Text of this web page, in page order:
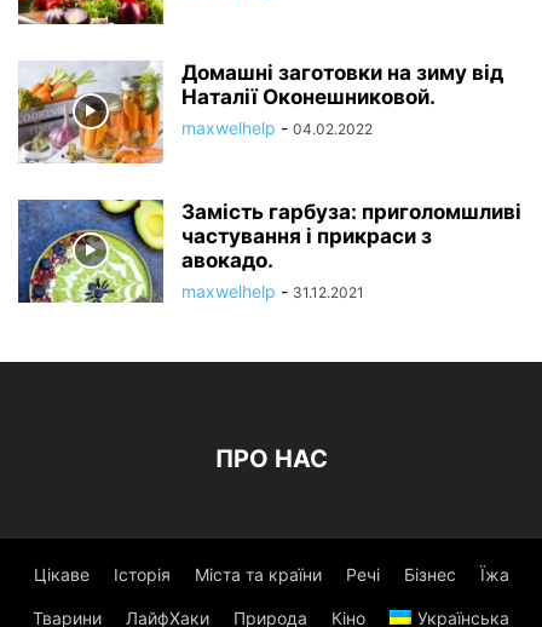
Домашні заготовки на зиму від
Наталії Оконешниковой.
maxwelhelp - 04.02.2022
Замість гарбуза: приголомшливі
частування і прикраси з
авокадо.
maxwelhelp - 31.12.2021
ПРО НАС
Цікаве Історія Міста та країни Речі Бізнес Їжа
Тварини ЛайфХаки Природа Кіно Українська